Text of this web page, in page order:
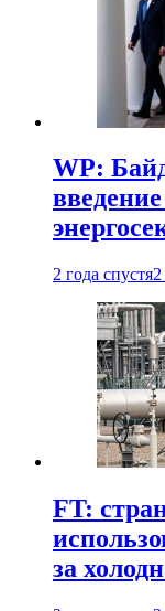
WP:
2 года спустя
FT:
за